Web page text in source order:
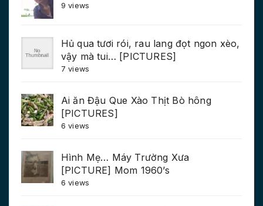
9 views
Hủ qua tươi rói, rau lang đọt ngon xèo,
vậy mà tui… [PICTURES]
7 views
Ai ăn Đậu Que Xào Thịt Bò hông
[PICTURES]
6 views
Hình Mẹ… Máy Trường Xưa
[PICTURE] Mom 1960’s
6 views